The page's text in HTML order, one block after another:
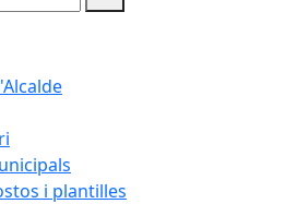
i plantilles